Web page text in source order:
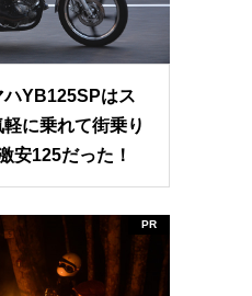
ハYB125SPはス
に乗れて街乗り
安125だった！
PR